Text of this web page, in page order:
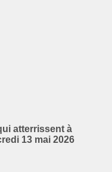
atterrissent à
13 mai 2026